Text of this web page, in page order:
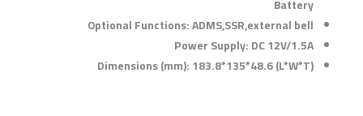
Battery
Optional Functions: ADMS,SSR,external bell
Power Supply: DC 12V/1.5A
Dimensions (mm): 183.8*135*48.6 (L*W*T)